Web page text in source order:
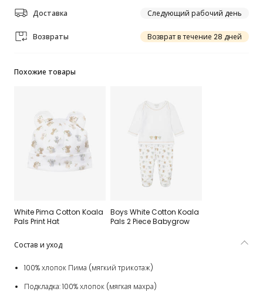
Доставка Следующий рабочий день
Возвраты Возврат в течение 28 дней
Похожие товары
White Pima Cotton Koala
Pals Print Hat
Boys White Cotton Koala
Pals 2 Piece Babygrow
Состав и уход
100% хлопок Пима (мягкий трикотаж)
Подкладка: 100% хлопок (мягкая махра)